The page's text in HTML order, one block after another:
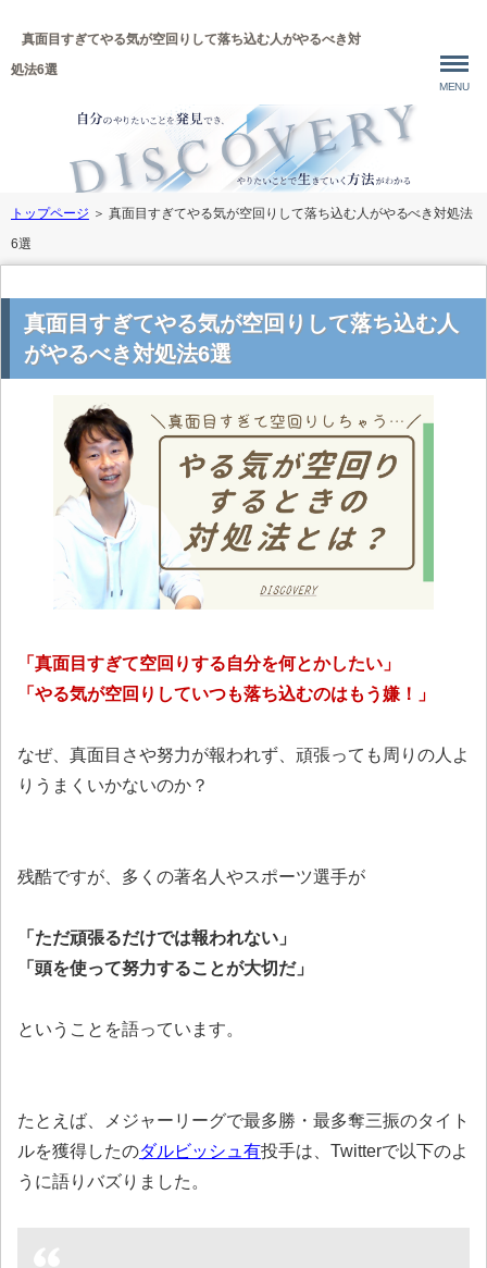
真面目すぎてやる気が空回りして落ち込む人がやるべき対
処法6選
MENU
トップページ ＞ 真面目すぎてやる気が空回りして落ち込む人がやるべき対処法
6選
真面目すぎてやる気が空回りして落ち込む人
がやるべき対処法6選
「真面目すぎて空回りする自分を何とかしたい」
「やる気が空回りしていつも落ち込むのはもう嫌！」
なぜ、真面目さや努力が報われず、頑張っても周りの人よ
りうまくいかないのか？
残酷ですが、多くの著名人やスポーツ選手が
「ただ頑張るだけでは報われない」
「頭を使って努力することが大切だ」
ということを語っています。
たとえば、メジャーリーグで最多勝・最多奪三振のタイト
ルを獲得したのダルビッシュ有投手は、Twitterで以下のよ
うに語りバズりました。